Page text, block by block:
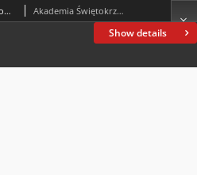
Show details
Głos Akademicki : pismo środowiskowe Akademii Świętokrzyskiej im. Jana Kochanowskiego w Kielcach. 2001, nr 1 (27) : styczeń-luty 2001 Akademia Świętokrzyska im. Jana Kochanowskiego (Kielce)